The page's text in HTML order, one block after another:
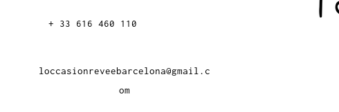
+ 33 616 460 110
loccasionreveebarcelona@gmail.c
om